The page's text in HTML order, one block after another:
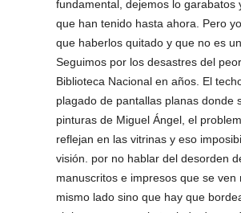
fundamental, dejemos lo garabatos
que han tenido hasta ahora. Pero
que haberlos quitado y que no es
Seguimos por los desastres del
Biblioteca Nacional en años. El
plagado de pantallas planas donde
pinturas de Miguel Ángel, el
reflejan en las vitrinas y eso
visión. por no hablar del desorden
manuscritos e impresos que se ven
mismo lado sino que hay que